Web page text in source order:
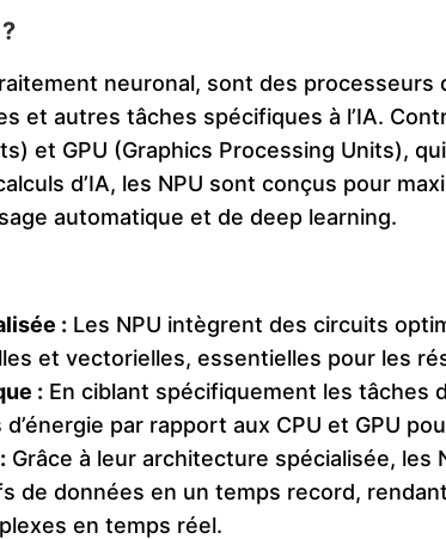
neuronal, sont des processeurs
et autres tâches spécifiques à l’IA.
et GPU (Graphics Processing Units),
d’IA, les NPU sont conçus pour
automatique et de deep learning.
: Les NPU intègrent des circuits
et vectorielles, essentielles pour les
: En ciblant spécifiquement les tâches
par rapport aux CPU et GPU
Grâce à leur architecture spécialisée, les
de données en un temps record,
en temps réel.